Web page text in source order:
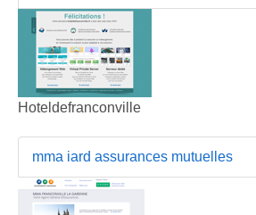
Hoteldefranconville
mma iard assurances mutuelles